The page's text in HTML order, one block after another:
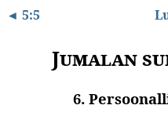
◄ 5:5
Jumalan
6.